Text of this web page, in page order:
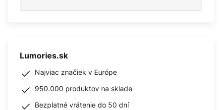
Lumories.sk
Najviac značiek v Európe
950.000 produktov na sklade
Bezplatné vrátenie do 50 dní